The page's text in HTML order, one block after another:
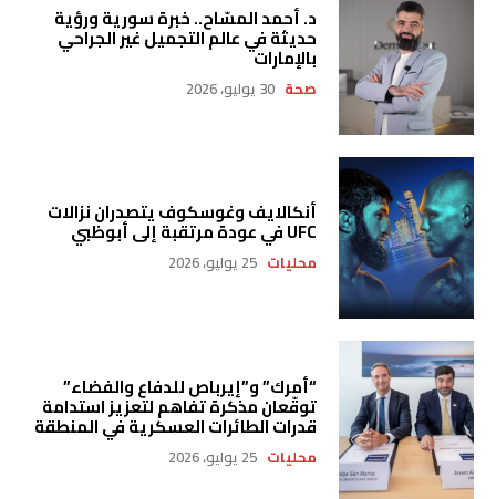
د. أحمد المسّاح.. خبرة سورية ورؤية
حديثة في عالم التجميل غير الجراحي
بالإمارات
صحة 30 يوليو، 2026
أنكالايف وغوسكوف يتصدران نزالات
UFC في عودة مرتقبة إلى أبوظبي
محليات 25 يوليو، 2026
“أمرك” و”إيرباص للدفاع والفضاء”
توقّعان مذكرة تفاهم لتعزيز استدامة
قدرات الطائرات العسكرية في المنطقة
محليات 25 يوليو، 2026